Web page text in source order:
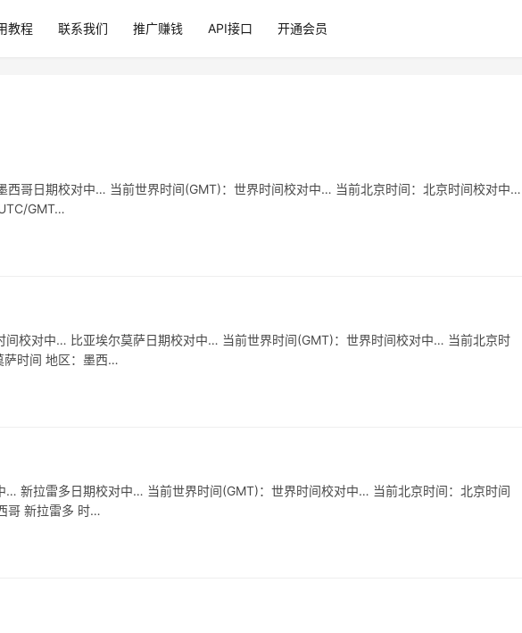
教程 联系我们 推广赚钱 API接口 开通会员
西哥日期校对中… 当前世界时间(GMT)：世界时间校对中… 当前北京时间：北京时间校对中…
GMT…
间校对中… 比亚埃尔莫萨日期校对中… 当前世界时间(GMT)：世界时间校对中… 当前北京时
萨时间 地区：墨西…
… 新拉雷多日期校对中… 当前世界时间(GMT)：世界时间校对中… 当前北京时间：北京时间
哥 新拉雷多 时…